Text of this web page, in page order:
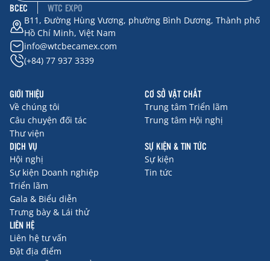
BCEC WTC EXPO
B11, Đường Hùng Vương, phường Bình Dương, Thành phố
Hồ Chí Minh, Việt Nam
info@wtcbecamex.com
(+84) 77 937 3339
GIỚI THIỆU
Về chúng tôi
Câu chuyện đối tác
Thư viện
CƠ SỞ VẬT CHẤT
Trung tâm Triển lãm
Trung tâm Hội nghị
DỊCH VỤ
Hội nghị
Sự kiện Doanh nghiệp
Triển lãm
Gala & Biểu diễn
Trưng bày & Lái thử
SỰ KIỆN & TIN TỨC
Sự kiện
Tin tức
LIÊN HỆ
Liên hệ tư vấn
Đặt địa điểm